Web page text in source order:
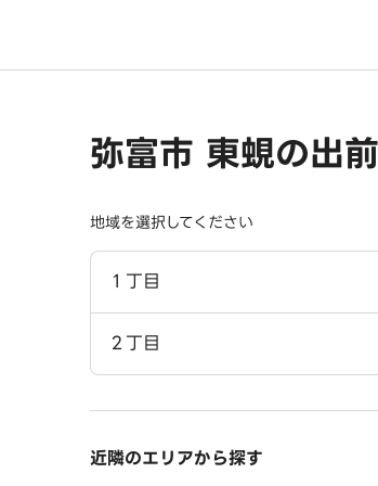
弥富市 東蜆の出
地域を選択してください
１丁目
２丁目
近隣のエリアから探す